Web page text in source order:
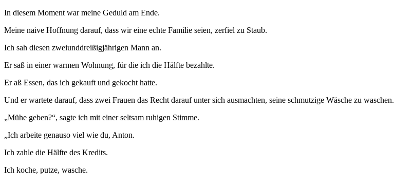
In diesem Moment war meine Geduld am Ende.
Meine naive Hoffnung darauf, dass wir eine echte Familie seien, zerfiel zu Staub.
Ich sah diesen zweiunddreißigjährigen Mann an.
Er saß in einer warmen Wohnung, für die ich die Hälfte bezahlte.
Er aß Essen, das ich gekauft und gekocht hatte.
Und er wartete darauf, dass zwei Frauen das Recht darauf unter sich ausmachten, seine schmutzige Wäsche zu waschen.
„Mühe geben?“, sagte ich mit einer seltsam ruhigen Stimme.
„Ich arbeite genauso viel wie du, Anton.
Ich zahle die Hälfte des Kredits.
Ich koche, putze, wasche.